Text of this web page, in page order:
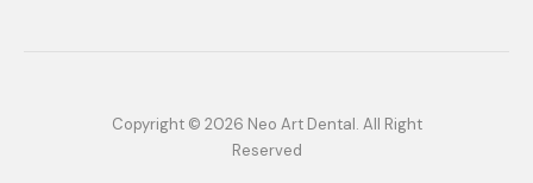
Copyright © 2026 Neo Art Dental. All Right
Reserved